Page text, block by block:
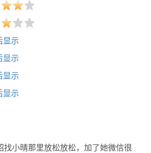
显示
显示
显示
显示
找小晴那里放松放松，加了她微信很